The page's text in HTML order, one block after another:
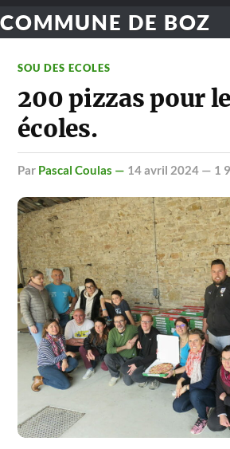
COMMUNE DE BOZ
SOU DES ECOLES
200 pizzas pour
écoles.
par Pascal Coulas — 14 avril 2024 — 1